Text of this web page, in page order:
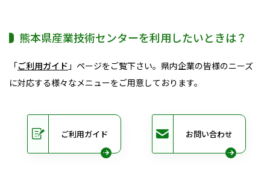
熊本県産業技術センターを利用したいときは？
「ご利用ガイド 」ページをご覧下さい。県内企業の皆様のニーズ
に対応する様々なメニューをご用意しております。
ご利用ガイド お問い合わせ